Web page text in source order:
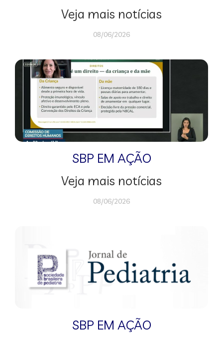
Veja mais notícias
08/06/2026
SBP EM AÇÃO
Veja mais notícias
08/06/2026
SBP EM AÇÃO